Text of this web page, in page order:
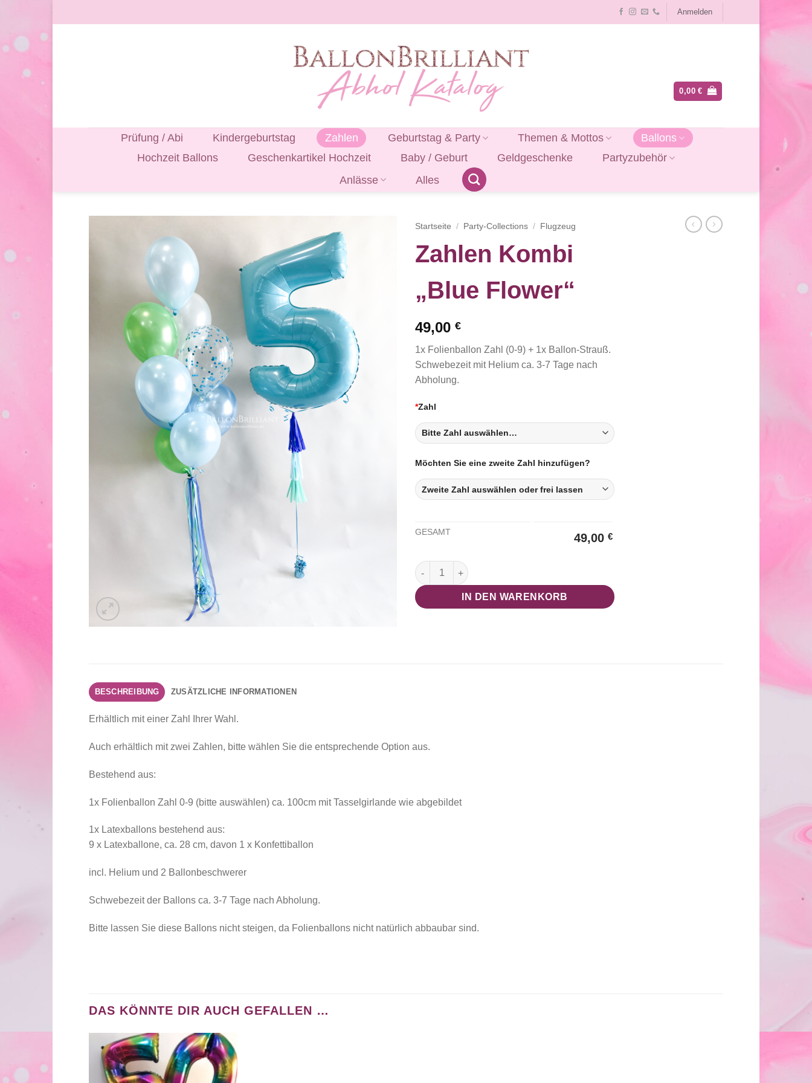
Inhalt
Anmelden
0,00€
Prüfung / Abi Kindergeburtstag Zahlen Geburtstag & Party Themen & Mottos
Ballons
Hochzeit Ballons
Geschenkartikel Hochzeit Baby / Geburt Geldgeschenke
Partyzubehör
Anlässe
Alles
Startseite / Party-Collections / Flugzeug
Zahlen Kombi
„Blue Flower“
49,00 €
1x Folienballon Zahl (0-9) + 1x Ballon-Strauß.
Schwebezeit mit Helium ca. 3-7 Tage nach
Abholung.
*Zahl
Möchten Sie eine zweite Zahl hinzufügen?
GESAMT 49,00€
Zahlen Kombi "Blue Flower" Menge
IN DEN WARENKORB
BESCHREIBUNG ZUSÄTZLICHE INFORMATIONEN
Erhältlich mit einer Zahl Ihrer Wahl.
Auch erhältlich mit zwei Zahlen, bitte wählen Sie die entsprechende Option aus.
Bestehend aus:
1x Folienballon Zahl 0-9 (bitte auswählen) ca. 100cm mit Tasselgirlande wie abgebildet
1x Latexballons bestehend aus:
9 x Latexballone, ca. 28 cm, davon 1 x Konfettiballon
incl. Helium und 2 Ballonbeschwerer
Schwebezeit der Ballons ca. 3-7 Tage nach Abholung.
Bitte lassen Sie diese Ballons nicht steigen, da Folienballons nicht natürlich abbaubar sind.
DAS KÖNNTE DIR AUCH GEFALLEN …